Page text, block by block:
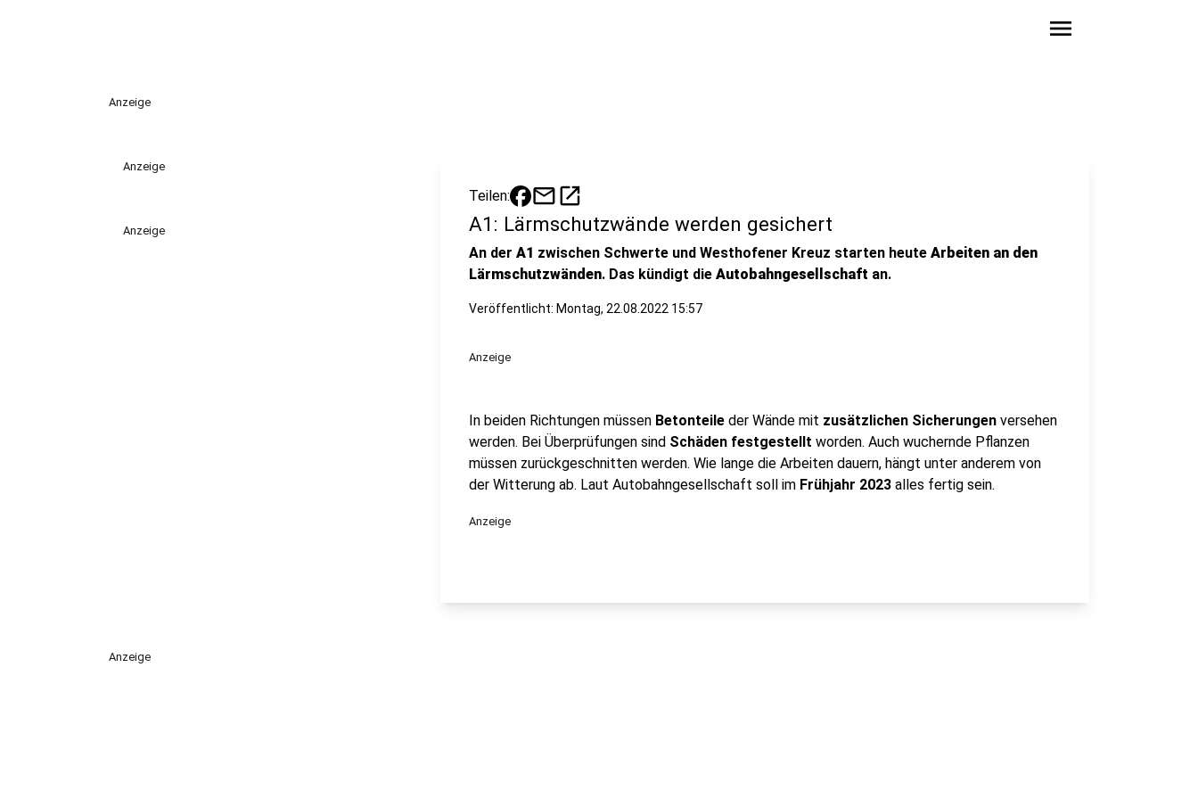
menu
Anzeige
Anzeige
Anzeige
Teilen: mailopen_in_new
A1: Lärmschutzwände werden gesichert
An der A1 zwischen Schwerte und Westhofener Kreuz starten heute Arbeiten an den
Lärmschutzwänden. Das kündigt die Autobahngesellschaft an.
Veröffentlicht: Montag, 22.08.2022 15:57
Anzeige
In beiden Richtungen müssen Betonteile der Wände mit zusätzlichen Sicherungen versehen
werden. Bei Überprüfungen sind Schäden festgestellt worden. Auch wuchernde Pflanzen
müssen zurückgeschnitten werden. Wie lange die Arbeiten dauern, hängt unter anderem von
der Witterung ab. Laut Autobahngesellschaft soll im Frühjahr 2023 alles fertig sein.
Anzeige
Anzeige